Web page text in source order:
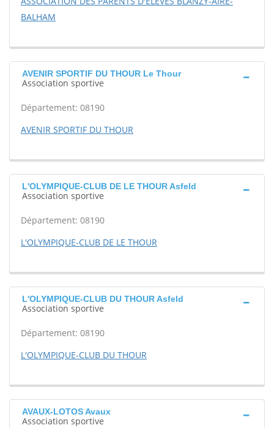
BALHAM
AVENIR SPORTIF DU THOUR Le Thour
Association sportive
Département: 08190
AVENIR SPORTIF DU THOUR
L'OLYMPIQUE-CLUB DE LE THOUR Asfeld
Association sportive
Département: 08190
L'OLYMPIQUE-CLUB DE LE THOUR
L'OLYMPIQUE-CLUB DU THOUR Asfeld
Association sportive
Département: 08190
L'OLYMPIQUE-CLUB DU THOUR
AVAUX-LOTOS Avaux
Association sportive